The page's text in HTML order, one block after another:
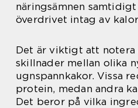
näringsämnen
överdrivet intag av
Det är viktigt att
skillnader mellan olika
ugnspannkakor. Vissa
protein, medan andra
Det beror på vilka